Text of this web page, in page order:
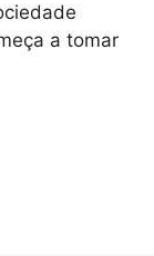
a tomar